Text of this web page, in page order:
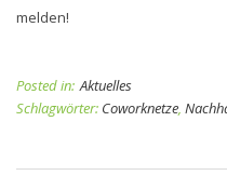
melden!
Posted in: Aktuelles
Schlagwörter: Coworknetze